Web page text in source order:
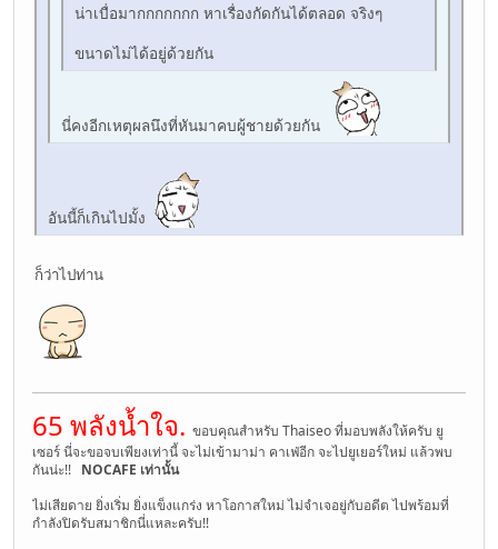
น่าเบื่อมากกกกกกก หาเรื่องกัดกันได้ตลอด จริงๆ
ขนาดไม่ได้อยู่ด้วยกัน
นี่คงอีกเหตุผลนึงที่หันมาคบผู้ชายด้วยกัน
อันนี้ก็เกินไปมั้ง
ก็ว่าไปท่าน
65 พลังน้ำใจ. ขอบคุณสำหรับ Thaiseo ที่มอบพลังให้ครับ ยู
เซอร์ นี่จะขอจบเพียงเท่านี้ จะไม่เข้ามาม่า คาเฟ่อีก จะไปยูเยอร์ใหม่ แล้วพบ
กันน่ะ!! NOCAFE เท่านั้น
ไม่เสียดาย ยิ่งเริ่ม ยิ่งแข็งแกร่ง หาโอกาสใหม่ ไม่จำเจอยู่กับอดีต ไปพร้อมที่
กำลังปิดรับสมาชิกนี่แหละครับ!!